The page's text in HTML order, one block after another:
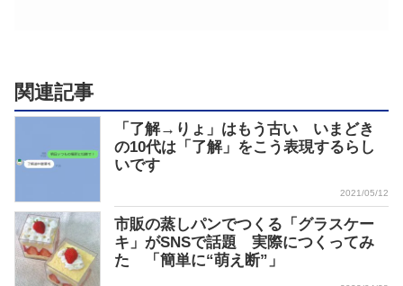
関連記事
「了解→りょ」はもう古い いまどき
の10代は「了解」をこう表現するらし
いです
2021/05/12
市販の蒸しパンでつくる「グラスケー
キ」がSNSで話題 実際につくってみ
た 「簡単に“萌え断”」